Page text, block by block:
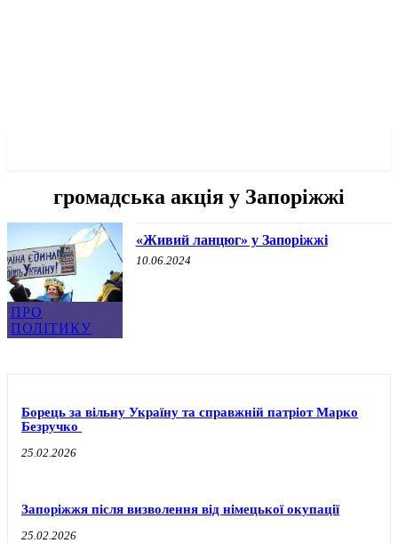
громадська акція у Запоріжжі
ПРО
ПОЛІТИКУ
«Живий ланцюг» у Запоріжжі
10.06.2024
Борець за вільну Україну та справжній патріот Марко
Безручко
25.02.2026
Запоріжжя після визволення від німецької окупації
25.02.2026